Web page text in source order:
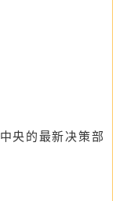
央的最新决策部